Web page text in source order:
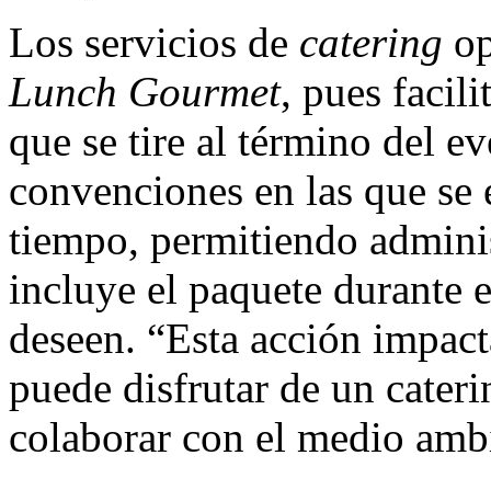
Los servicios de catering
Lunch Gourmet, pues
que se tire al término del
convenciones en las que
tiempo, permitiendo
incluye el paquete durante
deseen. “Esta acción
puede disfrutar de un
colaborar con el medio